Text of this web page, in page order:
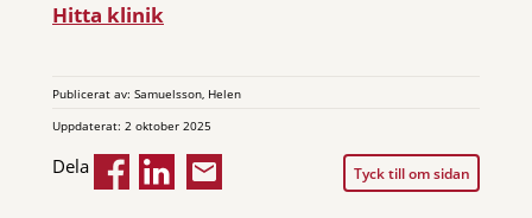
Hitta klinik
Publicerat av: Samuelsson, Helen
Uppdaterat: 2 oktober 2025
Dela Tyck till om sidan